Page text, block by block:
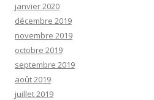
janvier 2020
décembre 2019
novembre 2019
octobre 2019
septembre 2019
août 2019
juillet 2019